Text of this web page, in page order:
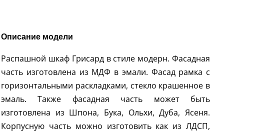
Описание модели
Распашной шкаф Грисард в стиле модерн. Фасадная
часть изготовлена из МДФ в эмали. Фасад рамка с
горизонтальными раскладками, стекло крашенное в
эмаль. Также фасадная часть может быть
изготовлена из Шпона, Бука, Ольхи, Дуба, Ясеня.
Корпусную часть можно изготовить как из ЛДСП,